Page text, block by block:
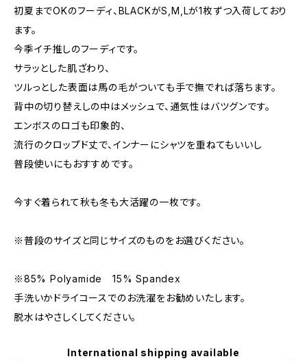
初夏までOKのフーディ、BLACKがS,M,Lが1枚ずつ入荷しており
ます。
今季イチ推しのフーディです。
サラッとした肌ざわり、
ツルっとした表面は馬の毛がついても手で撫でれば落ちます。
背中の切り替えしの中はメッシュで、通気性はバツグンです。
エンボスのロゴも印象的、
流行のクロップド丈で、インナーにシャツを重ねてもいいし
普段使いにもおすすめです。
今すぐ着られて秋も冬も大活躍の一枚です。
※普段のサイズと同じサイズのものをお選びください。
※85% Polyamide 15% Spandex
手洗いかドライコースでのお洗濯をお勧めいたします。
脱水はやさしくしてください。
International shipping available